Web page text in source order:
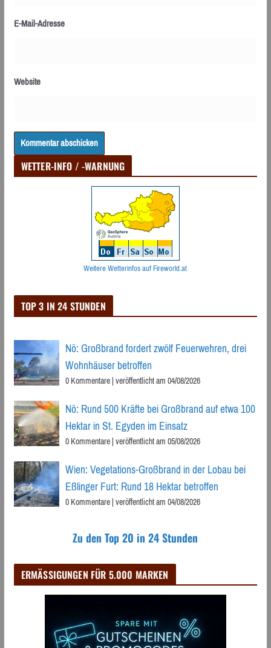
E-Mail-Adresse
Website
WETTER-INFO / -WARNUNG
Weitere Wetterinfos auf Fireworld.at
TOP 3 IN 24 STUNDEN
Nö: Großbrand fordert zwölf Feuerwehren, drei
Wohnhäuser betroffen
0 Kommentare|veröffentlicht am 04/08/2026
Nö: Rund 500 Kräfte bei Großbrand auf etwa 100
Hektar in St. Egyden im Einsatz
0 Kommentare|veröffentlicht am 05/08/2026
Wien: Vegetations-Großbrand in der Lobau bei
Eßlinger Furt: Rund 18 Hektar betroffen
0 Kommentare|veröffentlicht am 04/08/2026
Zu den Top 20 in 24 Stunden
ERMÄSSIGUNGEN FÜR 5.000 MARKEN